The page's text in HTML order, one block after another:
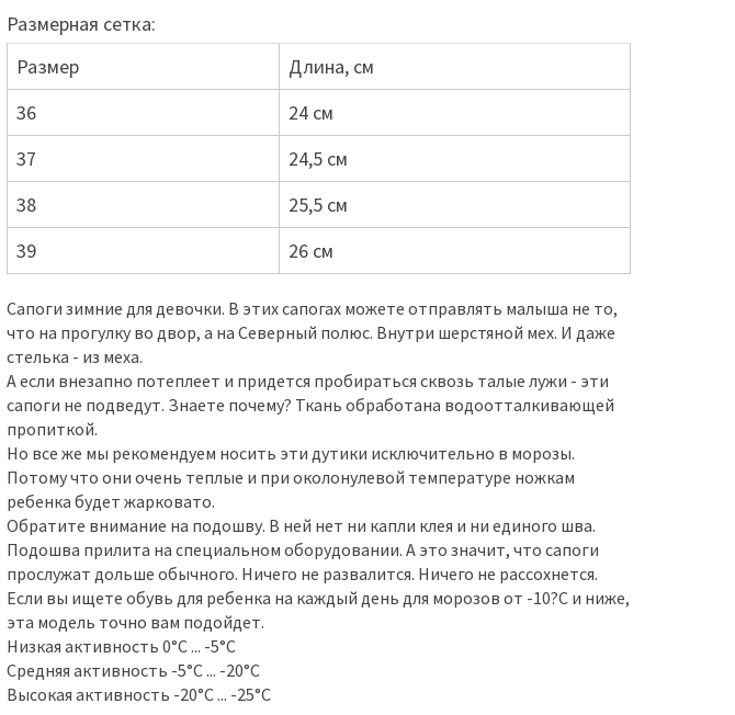
Размерная сетка:
Размер
Длина, см
36
24 см
37
24,5 см
38
25,5 см
39
26 см
Сапоги зимние для девочки. В этих сапогах можете отправлять малыша не то,
что на прогулку во двор, а на Северный полюс. Внутри шерстяной мех. И даже
стелька - из меха.
А если внезапно потеплеет и придется пробираться сквозь талые лужи - эти
сапоги не подведут. Знаете почему? Ткань обработана водоотталкивающей
пропиткой.
Но все же мы рекомендуем носить эти дутики исключительно в морозы.
Потому что они очень теплые и при околонулевой температуре ножкам
ребенка будет жарковато.
Обратите внимание на подошву. В ней нет ни капли клея и ни единого шва.
Подошва прилита на специальном оборудовании. А это значит, что сапоги
прослужат дольше обычного. Ничего не развалится. Ничего не рассохнется.
Если вы ищете обувь для ребенка на каждый день для морозов от -10?С и ниже,
эта модель точно вам подойдет.
Низкая активность 0°С ... -5°С
Средняя активность -5°С ... -20°С
Высокая активность -20°С ... -25°С